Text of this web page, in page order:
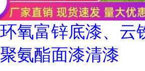
环氧富锌底漆、云
聚氨酯面漆清漆